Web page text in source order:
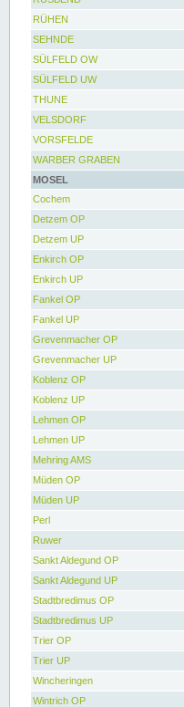
RÜHEN
SEHNDE
SÜLFELD OW
SÜLFELD UW
THUNE
VELSDORF
VORSFELDE
WARBER GRABEN
MOSEL
Cochem
Detzem OP
Detzem UP
Enkirch OP
Enkirch UP
Fankel OP
Fankel UP
Grevenmacher OP
Grevenmacher UP
Koblenz OP
Koblenz UP
Lehmen OP
Lehmen UP
Mehring AMS
Müden OP
Müden UP
Perl
Ruwer
Sankt Aldegund OP
Sankt Aldegund UP
Stadtbredimus OP
Stadtbredimus UP
Trier OP
Trier UP
Wincheringen
Wintrich OP